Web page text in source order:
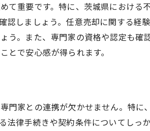
て重要です。特に、茨城県における
認しましょう。任意売却に関する経
う。また、専門家の資格や認定も
とで安心感が得られます。
門家との連携が欠かせません。特
法律手続きや契約条件についてしっ